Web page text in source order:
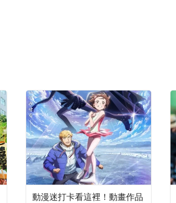
動漫迷打卡看這裡！動畫作品